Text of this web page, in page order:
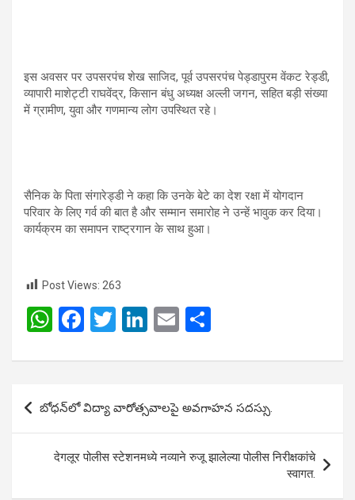
इस अवसर पर उपसरपंच शेख साजिद, पूर्व उपसरपंच पेड्डापुरम वेंकट रेड्डी,
व्यापारी माशेट्टी राघवेंद्र, किसान बंधु अध्यक्ष अल्ली जगन, सहित बड़ी संख्या
में ग्रामीण, युवा और गणमान्य लोग उपस्थित रहे।
सैनिक के पिता संगारेड्डी ने कहा कि उनके बेटे का देश रक्षा में योगदान
परिवार के लिए गर्व की बात है और सम्मान समारोह ने उन्हें भावुक कर दिया।
कार्यक्रम का समापन राष्ट्रगान के साथ हुआ।
Post Views: 263
W
at
s
A
p
p
F
ce
b
o
o
k
T
tt
er
Li
ke
n
E
ail ar
e
Post
navigation
బోధన్‌లో విద్యా వారోత్సవాలపై అవగాహన సదస్సు.
देगलूर पोलीस स्टेशनमध्ये नव्याने रुजू झालेल्या पोलीस निरीक्षकांचे
स्वागत.